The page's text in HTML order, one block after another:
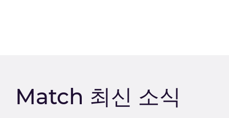
Match 최신 소식